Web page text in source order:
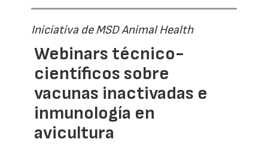
Iniciativa de MSD Animal Health
Webinars técnico-
científicos sobre
vacunas inactivadas e
inmunología en
avicultura